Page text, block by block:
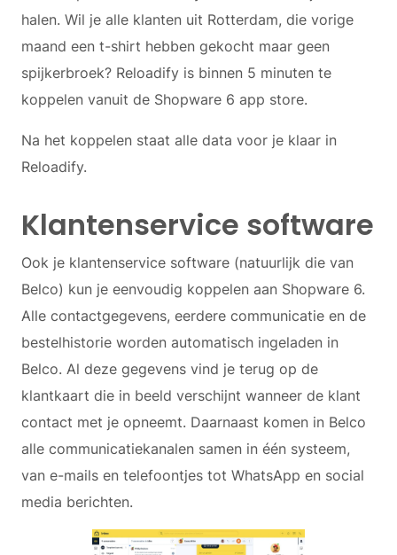
halen. Wil je alle klanten uit Rotterdam, die vorige
maand een t-shirt hebben gekocht maar geen
spijkerbroek? Reloadify is binnen 5 minuten te
koppelen vanuit de Shopware 6 app store.
Na het koppelen staat alle data voor je klaar in
Reloadify.
Klantenservice software
Ook je klantenservice software (natuurlijk die van
Belco) kun je eenvoudig koppelen aan Shopware 6.
Alle contactgegevens, eerdere communicatie en de
bestelhistorie worden automatisch ingeladen in
Belco. Al deze gegevens vind je terug op de
klantkaart die in beeld verschijnt wanneer de klant
contact met je opneemt. Daarnaast komen in Belco
alle communicatiekanalen samen in één systeem,
van e-mails en telefoontjes tot WhatsApp en social
media berichten.